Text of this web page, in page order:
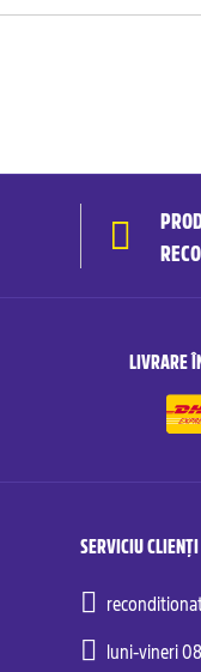
LIVRARE
SERVICIU CLIENȚI
luni-vineri